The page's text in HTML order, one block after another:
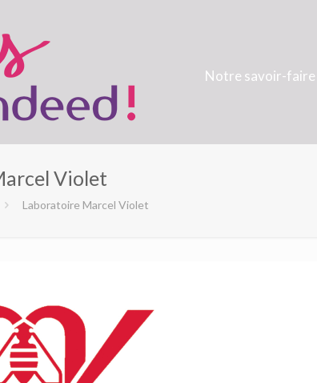
Notre savoir-faire
Violet
Laboratoire Marcel Violet